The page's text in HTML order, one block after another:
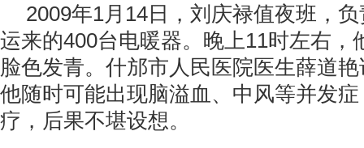
2009年1月14日，刘庆禄值夜班，
运来的400台电暖器。晚上11时左右，
脸色发青。什邡市人民医院医生薛道
他随时可能出现脑溢血、中风等并发
疗，后果不堪设想。